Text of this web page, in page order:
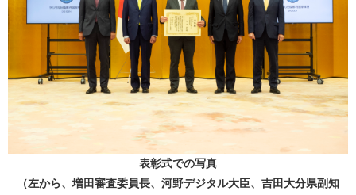
表彰式での写真
（左から、増田審査委員長、河野デジタル大臣、吉田大分県副知